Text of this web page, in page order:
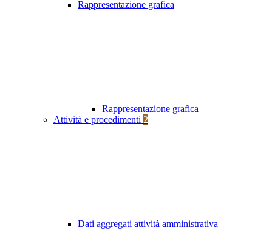
Rappresentazione grafica
Rappresentazione grafica
Attività e procedimenti 2
Dati aggregati attività amministrativa